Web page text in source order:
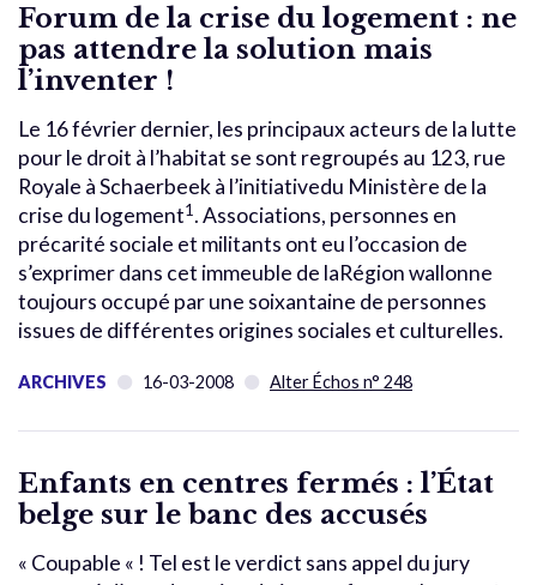
Forum de la crise du logement : ne
pas attendre la solution mais
l’inventer !
Le 16 février dernier, les principaux acteurs de la lutte
pour le droit à l’habitat se sont regroupés au 123, rue
Royale à Schaerbeek à l’initiativedu Ministère de la
crise du logement1. Associations, personnes en
précarité sociale et militants ont eu l’occasion de
s’exprimer dans cet immeuble de laRégion wallonne
toujours occupé par une soixantaine de personnes
issues de différentes origines sociales et culturelles.
ARCHIVES 16-03-2008 Alter Échos n° 248
Enfants en centres fermés : l’État
belge sur le banc des accusés
« Coupable « ! Tel est le verdict sans appel du jury